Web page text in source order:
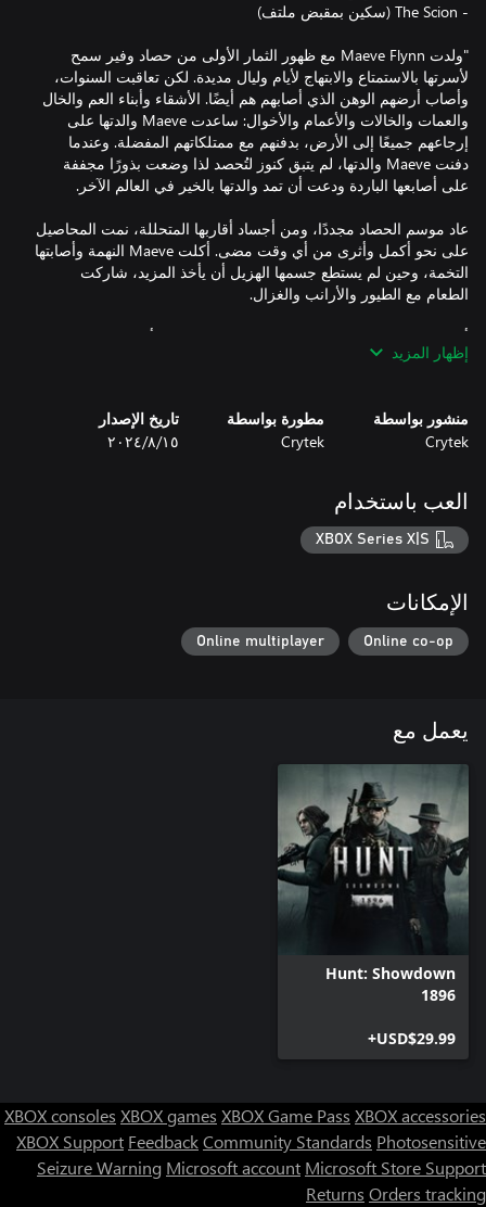
"ولدت Maeve Flynn مع ظهور الثمار الأولى من حصاد وفير سمح
لأسرتها بالاستمتاع والابتهاج لأيام وليال مديدة. لكن تعاقبت السنوات،
وأصاب أرضهم الوهن الذي أصابهم هم أيضًا. الأشقاء وأبناء العم والخال
والعمات والخالات والأعمام والأخوال: ساعدت Maeve والدتها على
إرجاعهم جميعًا إلى الأرض، بدفنهم مع ممتلكاتهم المفضلة. وعندما
دفنت Maeve والدتها، لم يتبق كنوز لتُحصد لذا وضعت بذورًا مجففة
عاد موسم الحصاد مجددًا، ومن أجساد أقاربها المتحللة، نمت المحاصيل
على نحو أكمل وأثرى من أي وقت مضى. أكلت Maeve النهمة وأصابتها
التخمة، وحين لم يستطع جسمها الهزيل أن يأخذ المزيد، شاركت
أصبحت Maeve منعزلة، وستمر سنوات عديدة قبل أن تقابل شخصًا
آخر. وعندما تقابل أحدهم، لم يعودوا بشرًا. بعد أن اشمأزت من طمع
أعدت نفسها لنوع مختلف من الحصاد."
إظهار المزيد
منشور بواسطة
Crytek
مطورة بواسطة
Crytek
تاريخ الإصدار
١٥‏/٨‏/٢٠٢٤
العب باستخدام
XBOX Series X|S
الإمكانات
Online co-op
Online multiplayer
يعمل مع
Hunt: Showdown
1896
USD$29.99+
XBOX consoles XBOX games XBOX Game Pass XBOX accessories
XBOX Support FeedbackCommunity Standards Photosensitive
Seizure Warning Microsoft account Microsoft Store Support
Returns Orders tracking